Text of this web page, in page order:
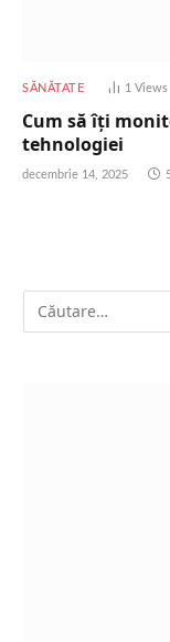
SĂNĂTATE 1Views
Cum să îți
tehnologiei
decembrie 14, 2025